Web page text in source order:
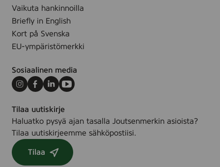
Vaikuta hankinnoilla
Briefly in English
Kort på Svenska
EU-ympäristömerkki
Sosiaalinen media
Instagram
Facebook
LinkedInYoutube
Tilaa uutiskirje
Haluatko pysyä ajan tasalla Joutsenmerkin asioista?
Tilaa uutiskirjeemme sähköpostiisi.
Tilaa